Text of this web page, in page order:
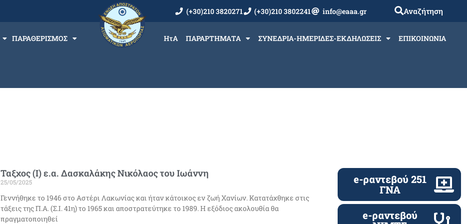
(+30)210 3820271 (+30)210 3802241 info@eaaa.gr Αναζήτηση
ΠΑΡΑΘΕΡΙΣΜΟΣ ΗτΑ ΠΑΡΑΡΤΗΜΑΤΑ ΣΥΝΕΔΡΙΑ-ΗΜΕΡΙΔΕΣ-ΕΚΔΗΛΩΣΕΙΣ ΕΠΙΚΟΙΝΩΝΙΑ
Ταξχος (Ι) ε.α. Δασκαλάκης Νικόλαος του Ιωάννη
25/05/2025
Γεννήθηκε το 1946 στο Αστέρι Λακωνίας και ήταν κάτοικος εν ζωή Χανίων. Κατατάχθηκε στις
τάξεις της Π.Α. (Σ.Ι. 41η) το 1965 και αποστρατεύτηκε το 1989. H εξόδιος ακολουθία θα
πραγματοποιηθεί
e-ραντεβού 251
ΓΝΑ
e-ραντεβού